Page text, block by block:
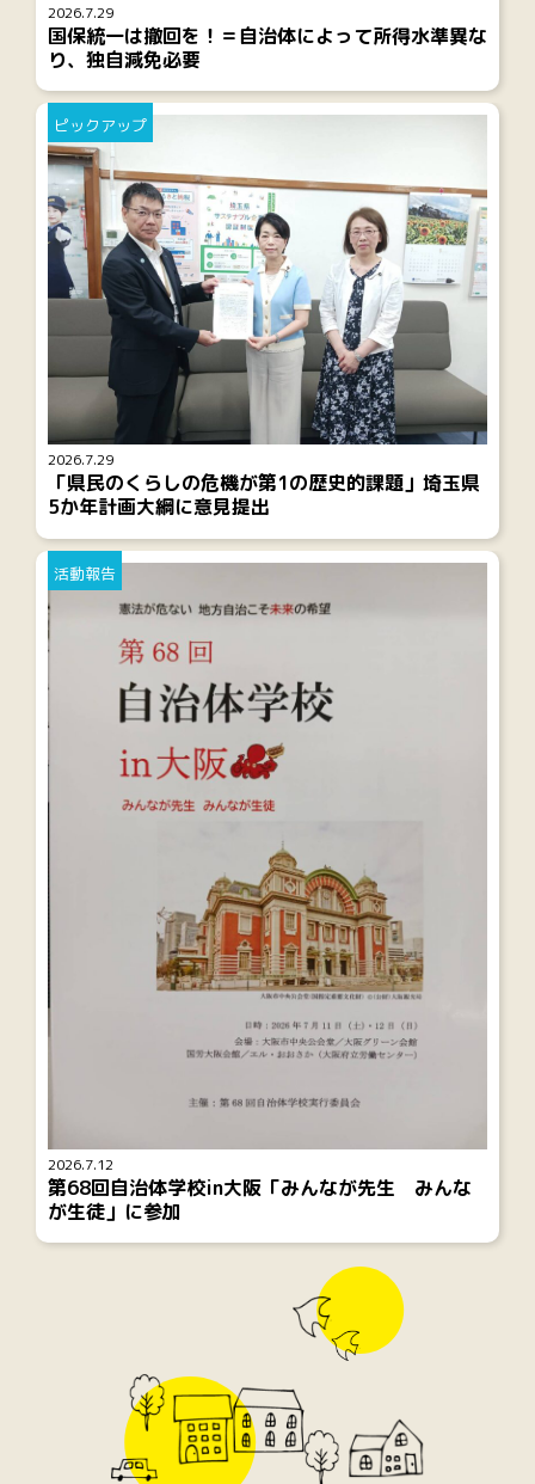
2026.7.29
国保統一は撤回を！＝自治体によって所得水準異な
り、独自減免必要
2026.7.29
ピックアップ
「県民のくらしの危機が第1の歴史的課題」埼玉県
5か年計画大綱に意見提出
2026.7.12
活動報告
第68回自治体学校in大阪「みんなが先生 みんな
が生徒」に参加